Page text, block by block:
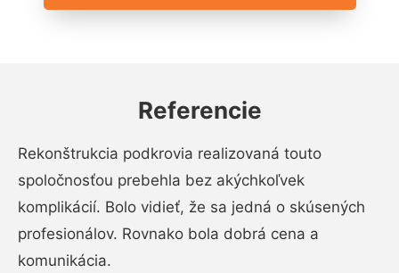
Referencie
Rekonštrukcia podkrovia realizovaná touto
spoločnosťou prebehla bez akýchkoľvek
komplikácií. Bolo vidieť, že sa jedná o skúsených
profesionálov. Rovnako bola dobrá cena a
komunikácia.